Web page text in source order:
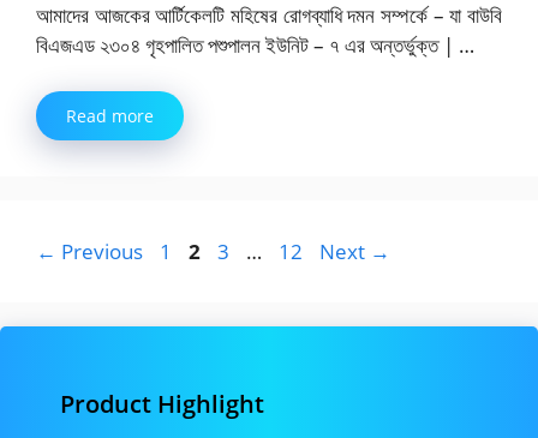
আমাদের আজকের আর্টিকেলটি মহিষের রোগব্যাধি দমন সম্পর্কে – যা বাউবি
বিএজএড ২৩০৪ গৃহপালিত পশুপালন ইউনিট – ৭ এর অন্তর্ভুক্ত | …
Read more
← Previous Page
1 Page
2 Page
3 … Page
12 Next →
Product Highlight